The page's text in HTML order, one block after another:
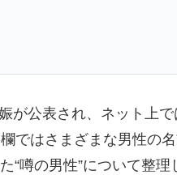
が公表され、ネット上
ではさまざまな男性の名
噂の男性”について整理